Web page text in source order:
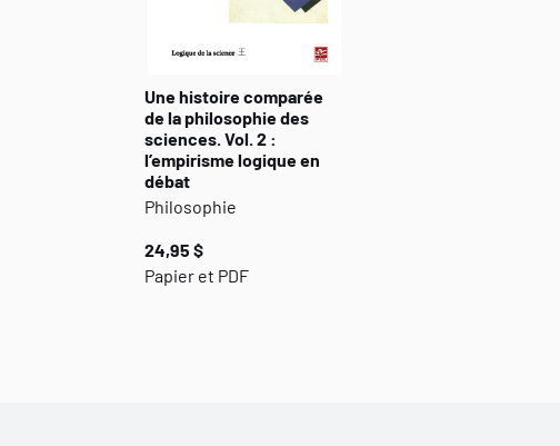
Une histoire comparée
de la philosophie des
sciences. Vol. 2 :
l’empirisme logique en
débat
Philosophie
24,95 $
Papier et PDF